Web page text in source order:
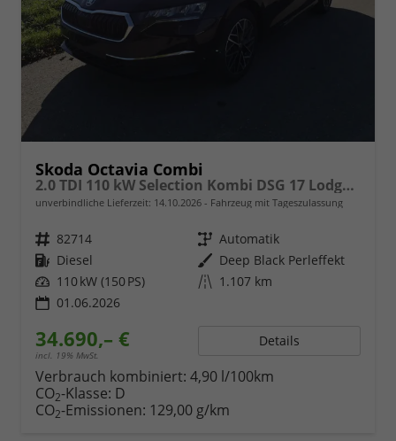
Skoda Octavia Combi
2.0 TDI 110 kW Selection Kombi DSG 17 Lodge Navi PDC GV5 el. Hk
unverbindliche Lieferzeit: 14.10.2026 Fahrzeug mit Tageszulassung
Fahrzeugnr. 82714 Getriebe Automatik
Kraftstoff Diesel Außenfarbe Deep Black Perleffekt
Leistung 110 kW (150 PS) Kilometerstand 1.107 km
01.06.2026
34.690,– €
incl. 19% MwSt.
Details
Verbrauch kombiniert: 4,90 l/100km
CO2-Klasse: D
CO2-Emissionen: 129,00 g/km